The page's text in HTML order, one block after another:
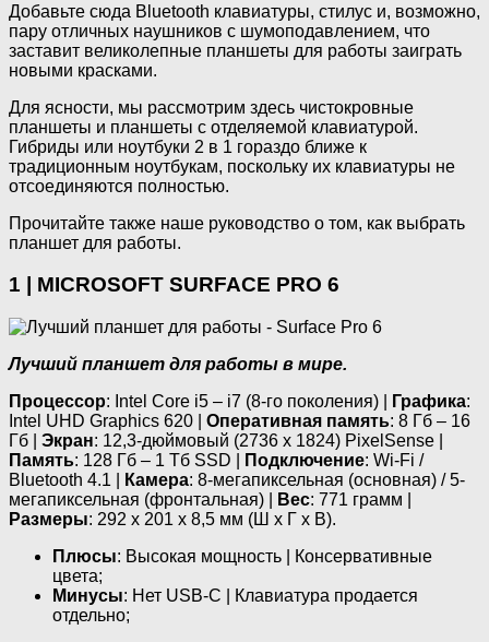
Добавьте сюда Bluetooth клавиатуры, стилус и, возможно,
пару отличных наушников с шумоподавлением, что
заставит великолепные планшеты для работы заиграть
новыми красками.
Для ясности, мы рассмотрим здесь чистокровные
планшеты и планшеты с отделяемой клавиатурой.
Гибриды или ноутбуки 2 в 1 гораздо ближе к
традиционным ноутбукам, поскольку их клавиатуры не
отсоединяются полностью.
Прочитайте также наше руководство о том, как выбрать
планшет для работы.
1 | MICROSOFT SURFACE PRO 6
Лучший планшет для работы в мире.
Процессор: Intel Core i5 – i7 (8-го поколения) | Графика:
Intel UHD Graphics 620 | Оперативная память: 8 Гб – 16
Гб | Экран: 12,3-дюймовый (2736 х 1824) PixelSense |
Память: 128 Гб – 1 Тб SSD | Подключение: Wi-Fi /
Bluetooth 4.1 |
Камера: 8-мегапиксельная (основная) / 5-
мегапиксельная (фронтальная) |
Вес: 771 грамм |
Размеры: 292 х 201 х 8,5 мм (Ш х Г х В).
Плюсы: Высокая мощность | Консервативные
цвета;
Минусы: Нет USB-C | Клавиатура продается
отдельно;